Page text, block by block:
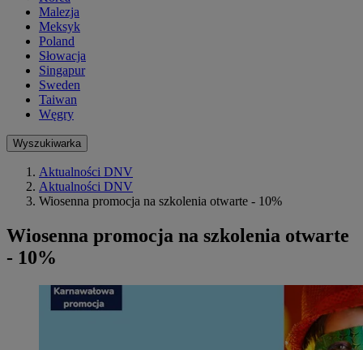
Malezja
Meksyk
Poland
Słowacja
Singapur
Sweden
Taiwan
Węgry
Wyszukiwarka
Aktualności DNV
Aktualności DNV
Wiosenna promocja na szkolenia otwarte - 10%
Wiosenna promocja na szkolenia otwarte
- 10%